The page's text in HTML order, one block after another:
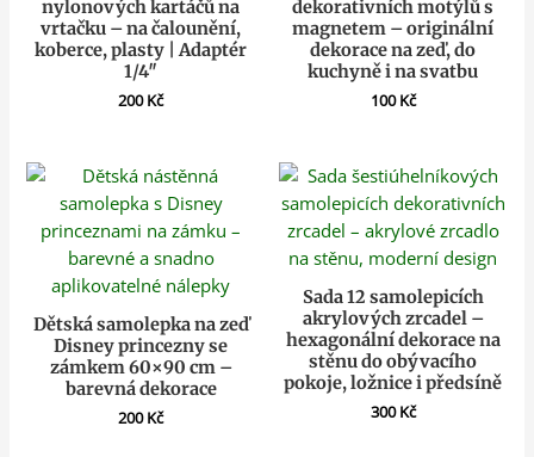
nylonových kartáčů na
vrtačku – na čalounění,
koberce, plasty | Adaptér
1/4″
200Kč
dekorativních motýlů s
magnetem – originální
dekorace na zeď, do
kuchyně i na svatbu
100Kč
Dětská samolepka na zeď
Disney princezny se
zámkem 60×90 cm –
barevná dekorace
200Kč
Sada 12 samolepicích
akrylových zrcadel –
hexagonální dekorace na
stěnu do obývacího
pokoje, ložnice i předsíně
300Kč